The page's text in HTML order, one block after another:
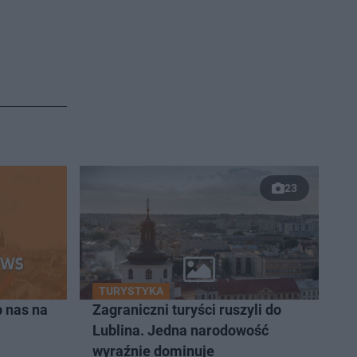
nas na
23
TURYSTYKA
Zagraniczni turyści ruszyli do
Lublina. Jedna narodowość
wyraźnie dominuje